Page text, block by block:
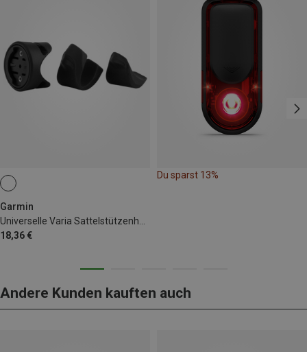
Garmin
18,36 €
Du sparst 13%
Andere Kunden kauften auch